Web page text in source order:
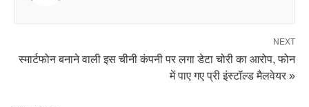
NEXT
स्मार्टफोन बनाने वाली इस चीनी कंपनी पर लगा डेटा चोरी का आरोप, फोन
में पाए गए प्री इंस्टॉल्ड मैलवेयर »